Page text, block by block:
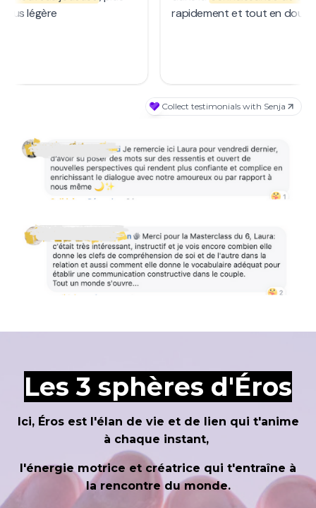
Les 3 sphères d'Éros
Ici, Éros est l'élan de vie et de lien qui t'anime
à chaque instant,
l'énergie motrice et créatrice qui t'entraîne à
la rencontre du monde.